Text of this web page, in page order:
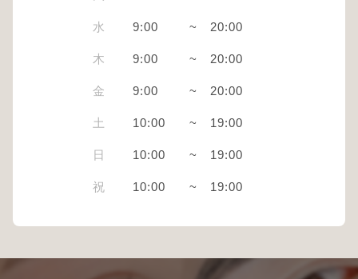
水 9:00 ~ 20:00
木 9:00 ~ 20:00
金 9:00 ~ 20:00
土 10:00 ~ 19:00
日 10:00 ~ 19:00
祝 10:00 ~ 19:00